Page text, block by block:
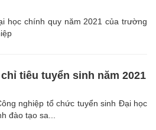
học chính quy năm 2021 của trường
tiêu tuyển sinh năm 2021
nghiệp tổ chức tuyển sinh Đại học
đào tạo sa...